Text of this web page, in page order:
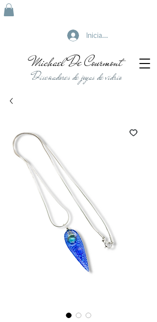
Michael De Courmont
Diseñadores de joyas de vidrio
Iniciar sesión